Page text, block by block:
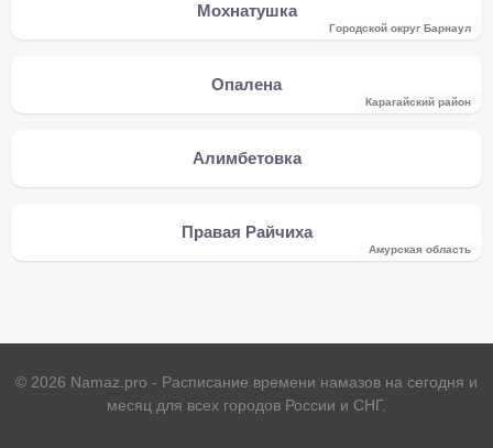
Мохнатушка
Городской округ Барнаул
Опалена
Карагайский район
Алимбетовка
Правая Райчиха
Амурская область
© 2026 Namaz.pro - Расписание времени намазов на сегодня и
месяц для всех городов России и СНГ.